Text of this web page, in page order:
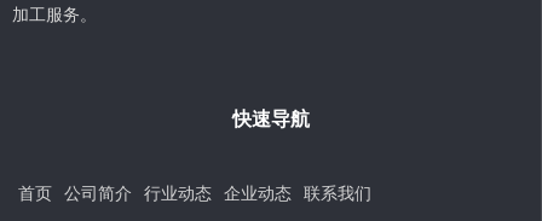
加工服务。
快速导航
首页 公司简介 行业动态 企业动态 联系我们